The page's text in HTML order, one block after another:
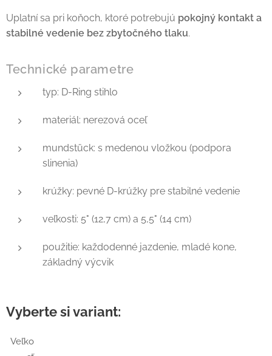
Uplatní sa pri koňoch, ktoré potrebujú pokojný kontakt a
stabilné vedenie bez zbytočného tlaku.
Technické parametre
typ: D-Ring stihlo
materiál: nerezová oceľ
mundstück: s medenou vložkou (podpora
slinenia)
krúžky: pevné D-krúžky pre stabilné vedenie
veľkosti: 5" (12,7 cm) a 5,5" (14 cm)
použitie: každodenné jazdenie, mladé kone,
základný výcvik
Vyberte si variant:
Veľko